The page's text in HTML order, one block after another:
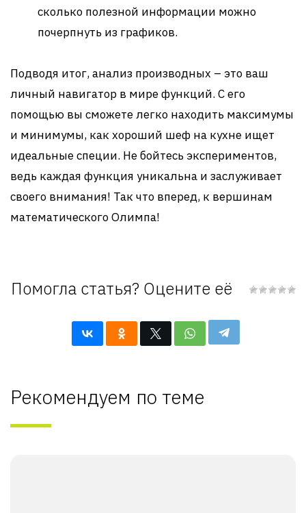
сколько полезной информации можно
почерпнуть из графиков.
Подводя итог, анализ производных – это ваш
личный навигатор в мире функций. С его
помощью вы сможете легко находить максимумы
и минимумы, как хороший шеф на кухне ищет
идеальные специи. Не бойтесь экспериментов,
ведь каждая функция уникальна и заслуживает
своего внимания! Так что вперед, к вершинам
математического Олимпа!
Помогла статья? Оцените её
Рекомендуем по теме